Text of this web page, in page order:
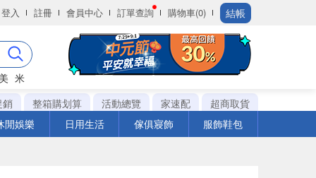
登入 註冊 會員中心 訂單查詢 購物車(0) 結帳
米
銷
整箱購划算 活動總覽 家速配
超商取貨
閒娛樂
日用生活 傢俱寢飾 服飾鞋包